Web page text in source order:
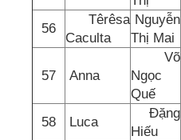
56
Têrêsa
Caculta
Nguyễn
Thị Mai
57 Anna
Võ
Ngọc
Quế
58 Luca
Đặng
Hiếu